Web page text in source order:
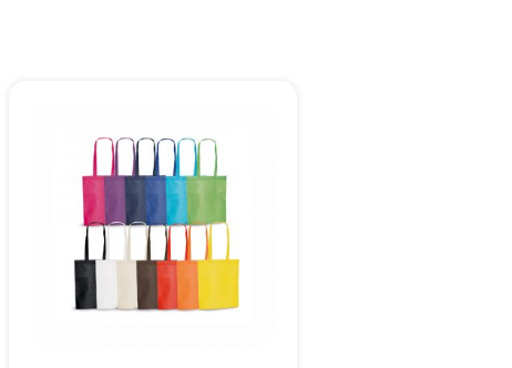
Eu concordo em receber comunicações.
A nossa empresa está comprometida a proteger e respeitar sua
privacidade, utilizaremos seus dados apenas para fins de
marketing. Você pode alterar suas preferências a qualquer
momento.